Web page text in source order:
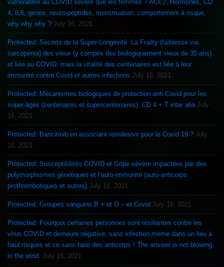
vulnérables au COVID sévère que les femmes ? ACE2, Hormones, CD
4, IL6, genes, neuro-peptides, menstruation, comportement à risque,
why why why ? July 16, 2021
Protected: Secrets de la Super-Longévité: La Frailty (faiblesse via
sarcopenia) des vieux (y compris des biologiquement vieux de 35 ans)
et liée au COVID, mais la vitalité des centenaires est liée à leur
immunité contre Covid et autres infections July 16, 2021
Protected: Mécanismes biologiques de protection anti-Covid pour les
super-âgés (centenaires et supercentenaires): CD 4 + T inter alia July
16, 2021
Protected: Baricitinib en associant remdesivir pour le Covid 19 ? July
16, 2021
Protected: Susceptibilités COVID et Gripe sévère impactées par des
polymorphismes génétiques et l’auto-immunité (auto-anticorps
prothrombotiques et autres) July 16, 2021
Protected: Groupes sanguins B + et O – et Covid July 16, 2021
Protected: Pourquoi certaines personnes sont résiliantes contre les
virus COVID et demeure négative, sans infection meme dans un lieu à
haut risques et ce sans faire des anticorps ! The answer is not blowing
in the wind. July 16, 2021